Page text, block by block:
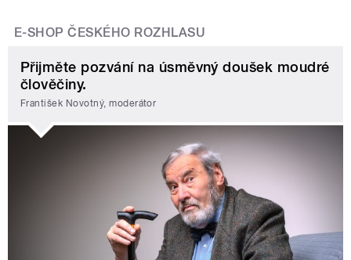
E-SHOP ČESKÉHO ROZHLASU
Přijměte pozvání na úsměvný doušek moudré
člověčiny.
František Novotný, moderátor